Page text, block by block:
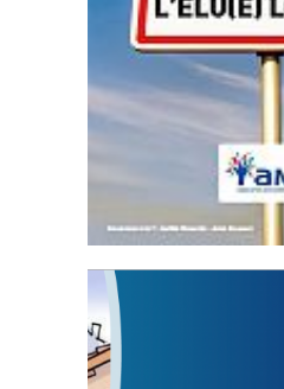
Statut de l’élu local
3 avril 2024
Mise à jour avril 2024
FEUILLETER